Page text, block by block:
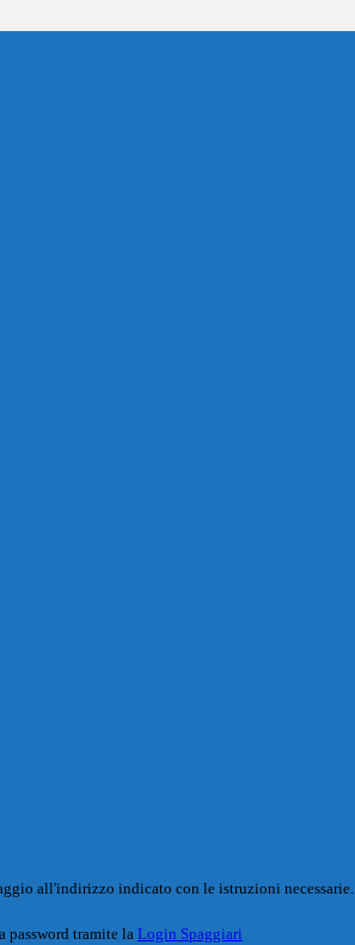
all'indirizzo indicato con le istruzioni necessarie.
password tramite la Login Spaggiari